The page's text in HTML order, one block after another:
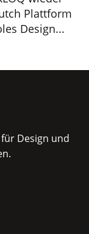
Plattform
Design...
Design und